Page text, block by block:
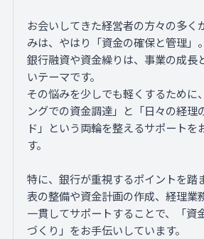
お会いしてきた経営者の方々の多く
みは、やはり「資金の確保と管理」。
銀行融資や資金繰りは、事業の成長
いテーマです。
その悩みを少しでも軽くするために
ングでの資金調達」と「日々の経理
ド」という両輪を整えるサポートを
す。
特に、銀行が重視するポイントを踏
表の整備や資金計画の作成、経理業
一貫してサポートすることで、「資
づくり」をお手伝いしています。